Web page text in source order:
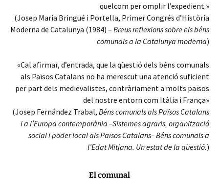
quelcom per omplir l’expedient.»
(Josep Maria Bringué i Portella, Primer Congrés d’Història
Moderna de Catalunya (1984) – Breus reflexions sobre els béns
comunals a la Catalunya moderna)
«Cal afirmar, d’entrada, que la qüestió dels béns comunals
als Països Catalans no ha merescut una atenció suficient
per part dels medievalistes, contràriament a molts països
del nostre entorn com Itàlia i França»
(Josep Fernández Trabal, Béns comunals als Països Catalans
i a l’Europa contemporània –Sistemes agraris, organització
social i poder local als Països Catalans– Béns comunals a
l’Edat Mitjana. Un estat de la qüestió.)
El comunal